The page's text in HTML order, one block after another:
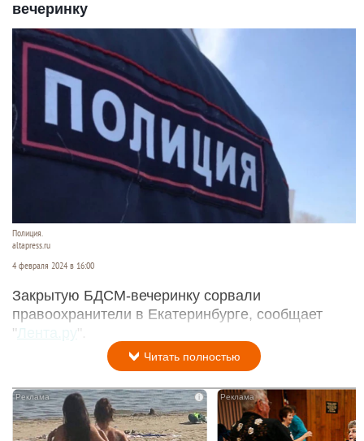
вечеринку
Полиция.
altapress.ru
4 февраля 2024 в 16:00
Закрытую БДСМ-вечеринку сорвали
правоохранители в Екатеринбурге, сообщает
" Лента.ру ".
Читать полностью
i